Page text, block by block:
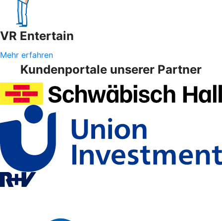
VR Entertain
Mehr erfahren
Kundenportale unserer Partner